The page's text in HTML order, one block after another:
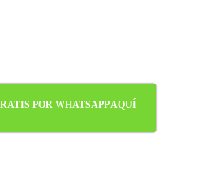
POR WHATSAPP AQUÍ